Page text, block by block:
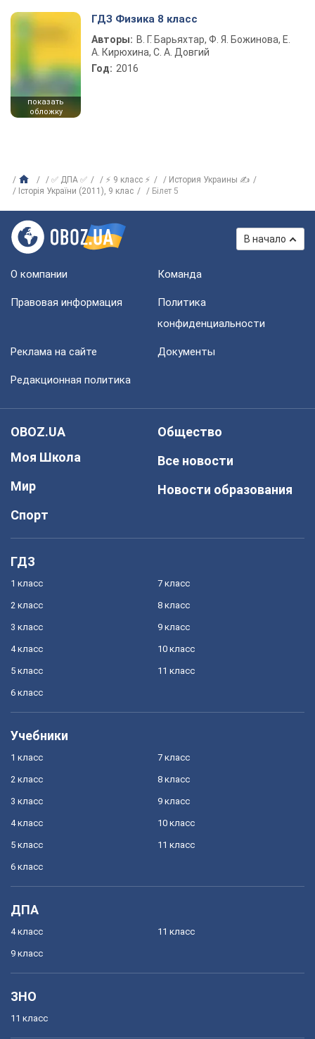
показать
обложку
ГДЗ Физика 8 класс
Авторы: В. Г. Барьяхтар, Ф. Я. Божинова, Е.
А. Кирюхина, С. А. Довгий
Год: 2016
✅ ДПА ✅ ⚡ 9 класс ⚡
История Украины ✍
Історія України (2011), 9 клас
Білет 5
В начало
О компании Команда
Правовая информация
Политика
конфиденциальности
Реклама на сайте Документы
Редакционная политика
OBOZ.UA
Моя Школа
Мир
Спорт
Общество
Все новости
Новости образования
ГДЗ
1 класс
2 класс
3 класс
4 класс
5 класс
6 класс
7 класс
8 класс
9 класс
10 класс
11 класс
Учебники
1 класс
2 класс
3 класс
4 класс
5 класс
6 класс
7 класс
8 класс
9 класс
10 класс
11 класс
ДПА
4 класс
9 класс
11 класс
ЗНО
11 класс